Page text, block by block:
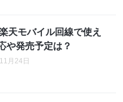
天モバイル回線で使え
や発売予定は？
月24日